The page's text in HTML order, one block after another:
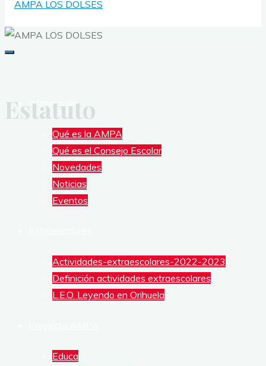
AMPA
LOS
ASOCIACIÓN
DE
Información
Qué es la AMPA
Qué es el Consejo Escolar
Novedades
Noticias
Eventos
Actividades-extraescolares-2022-2023
Definición actividades extraescolares
L.E.O. Leyendo en Orihuela
Educa
Estatuto